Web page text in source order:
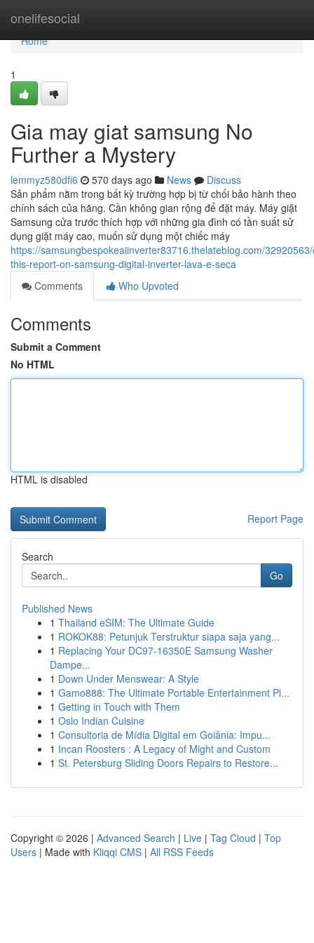
onelifesocial
Home
Home
1
Gia may giat samsung No
Further a Mystery
lemmyz580dfi6 570 days ago News
Discuss
Sản phẩm nằm trong bất kỳ trường hợp bị từ chối bảo hành theo
chính sách của hãng. Cần không gian rộng để đặt máy. Máy giặt
Samsung cửa trước thích hợp với những gia đình có tần suất sử
dụng giặt máy cao, muốn sử dụng một chiếc máy
https://samsungbespokeaiinverter83716.thelateblog.com/
this-report-on-samsung-digital-inverter-lava-e-seca
Comments
Who Upvoted
Comments
Submit a Comment
No HTML
HTML is disabled
Report Page
Search
Go
Published News
1 Thailand eSIM: The Ultimate Guide
1 ROKOK88: Petunjuk Terstruktur siapa saja yang...
1 Replacing Your DC97-16350E Samsung Washer
Dampe...
1 Down Under Menswear: A Style
1 Gamo888: The Ultimate Portable Entertainment Pl...
1 Getting in Touch with Them
1 Oslo Indian Cuisine
1 Consultoria de Mídia Digital em Goiânia: Impu...
1 Incan Roosters : A Legacy of Might and Custom
1 St. Petersburg Sliding Doors Repairs to Restore...
Copyright © 2026 | Advanced Search | Live | Tag Cloud | Top
Users | Made with Kliqqi CMS | All RSS Feeds